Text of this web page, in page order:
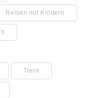
Reisen mit Kindern
Tiere